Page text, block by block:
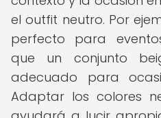
el outfit neutro. Por
perfecto para
que un conjunto
adecuado para
Adaptar los colores